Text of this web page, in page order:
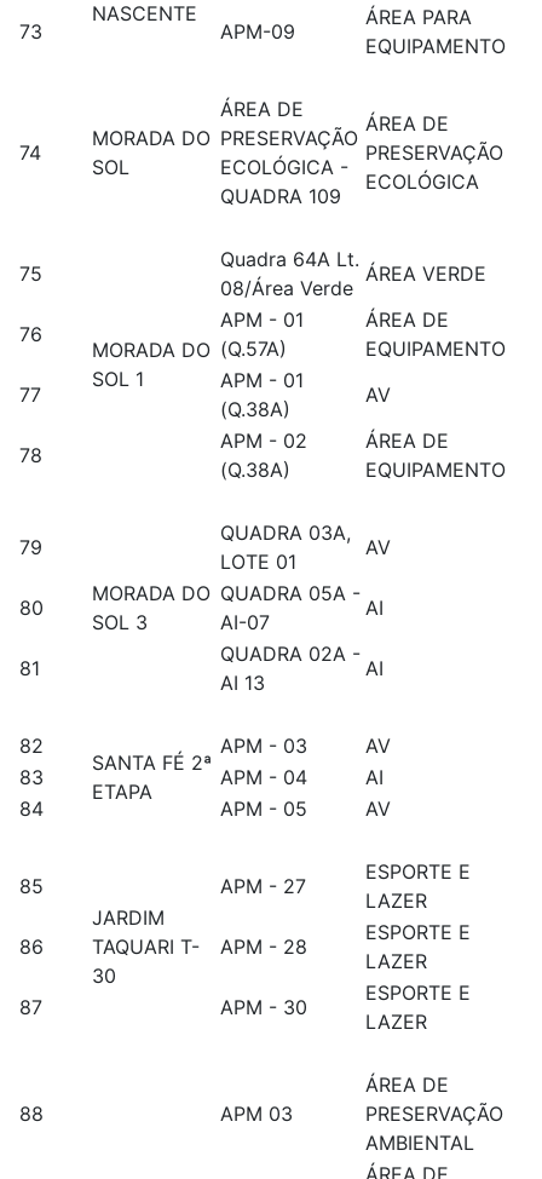
NASCENTE
73
APM-09
ÁREA PARA
EQUIPAMENTO
74
MORADA DO
SOL
ÁREA DE
PRESERVAÇÃO
ECOLÓGICA -
QUADRA 109
ÁREA DE
PRESERVAÇÃO
ECOLÓGICA
75
MORADA DO
SOL 1
Quadra 64A Lt.
08/Área Verde
ÁREA VERDE
76
APM - 01
(Q.57A)
ÁREA DE
EQUIPAMENTO
77
APM - 01
(Q.38A)
AV
78
APM - 02
(Q.38A)
ÁREA DE
EQUIPAMENTO
79
MORADA DO
SOL 3
QUADRA 03A,
LOTE 01
AV
80
QUADRA 05A -
AI-07
AI
81
QUADRA 02A -
AI 13
AI
82
SANTA FÉ 2ª
ETAPA
APM - 03
AV
83
APM - 04
AI
84
APM - 05 AV
85
JARDIM
TAQUARI T-
30
APM - 27
ESPORTE E
LAZER
86
APM - 28
ESPORTE E
LAZER
87
APM - 30
ESPORTE E
LAZER
88 APM 03
ÁREA DE
PRESERVAÇÃO
AMBIENTAL
ÁREA DE